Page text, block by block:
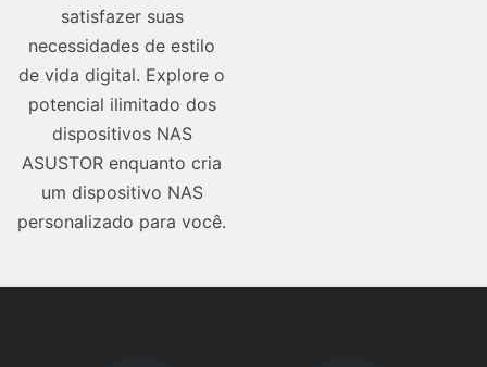
satisfazer suas
necessidades de estilo
de vida digital. Explore o
potencial ilimitado dos
dispositivos NAS
ASUSTOR enquanto cria
um dispositivo NAS
personalizado para você.